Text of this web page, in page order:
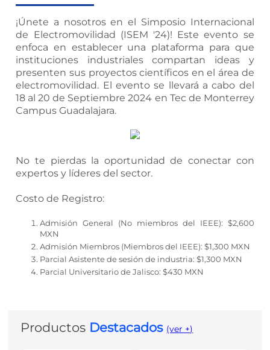
¡Únete a nosotros en el Simposio Internacional
de Electromovilidad (ISEM '24)! Este evento se
enfoca en establecer una plataforma para que
instituciones industriales compartan ideas y
presenten sus proyectos científicos en el área de
electromovilidad. El evento se llevará a cabo del
18 al 20 de Septiembre 2024 en Tec de Monterrey
Campus Guadalajara.
No te pierdas la oportunidad de conectar con
expertos y líderes del sector.
Costo de Registro:
Admisión General (No miembros del IEEE): $2,600
MXN
Admisión Miembros (Miembros del IEEE): $1,300 MXN
Parcial Asistente de sesión de industria: $1,300 MXN
Parcial Universitario de Jalisco: $430 MXN
Productos Destacados (ver +)